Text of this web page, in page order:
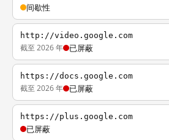
间歇性
http://video.google.com
截至 2026 年 已屏蔽
https://docs.google.com
截至 2026 年 已屏蔽
https://plus.google.com
已屏蔽